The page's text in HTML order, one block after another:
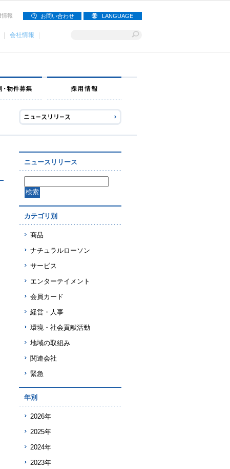
情報 お問い合わせ LANGUAGE
会社情報
ニュースリリース
カテゴリ別
商品
ナチュラルローソン
サービス
エンターテイメント
会員カード
経営・人事
環境・社会貢献活動
地域の取組み
関連会社
緊急
年別
2026年
2025年
2024年
2023年